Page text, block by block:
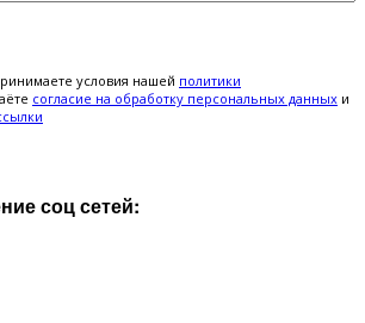
условия нашей политики
cогласие на обработку персональных данных и
соц сетей: